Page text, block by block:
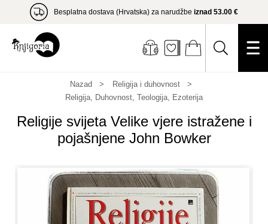
Besplatna dostava (Hrvatska) za narudžbe iznad 53.00 €
Nazad
Religija i duhovnost
Religija, Duhovnost, Teologija, Ezoterija
Religije svijeta Velike vjere istražene i
pojašnjene John Bowker